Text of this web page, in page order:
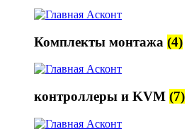
Комплекты монтажа (4)
контроллеры и KVM (7)